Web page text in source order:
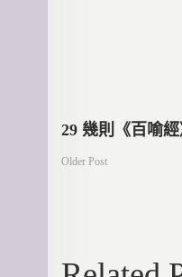
文
導
29 幾則《百喻經
Older Post